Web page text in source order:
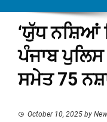
‘ਯੁੱਧ ਨਸ਼ਿਆਂ
ਪੰਜਾਬ
ਸਮੇਤ 75
October 10, 2025 by